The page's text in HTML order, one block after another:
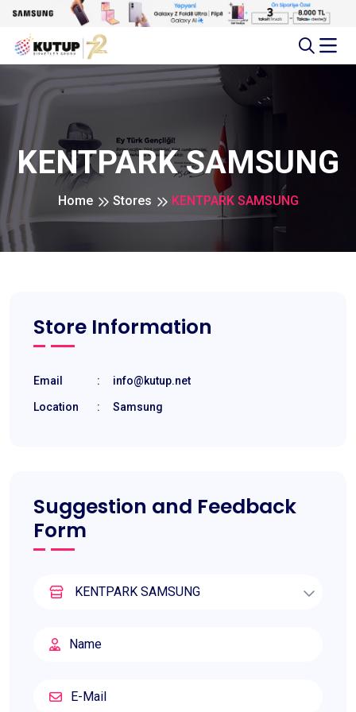
KENTPARK SAMSUNG
Home Stores KENTPARK SAMSUNG
Store Information
Email : info@kutup.net
Location : Samsung
Suggestion and Feedback
Form